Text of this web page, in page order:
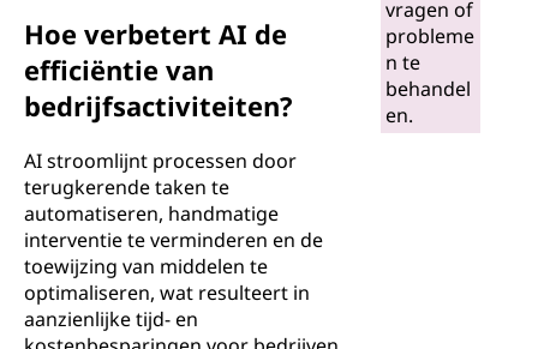
Hoe verbetert AI de
efficiëntie van
bedrijfsactiviteiten?
AI stroomlijnt processen door
terugkerende taken te
automatiseren, handmatige
interventie te verminderen en de
toewijzing van middelen te
optimaliseren, wat resulteert in
aanzienlijke tijd- en
vragen of
probleme
n te
behandel
en.